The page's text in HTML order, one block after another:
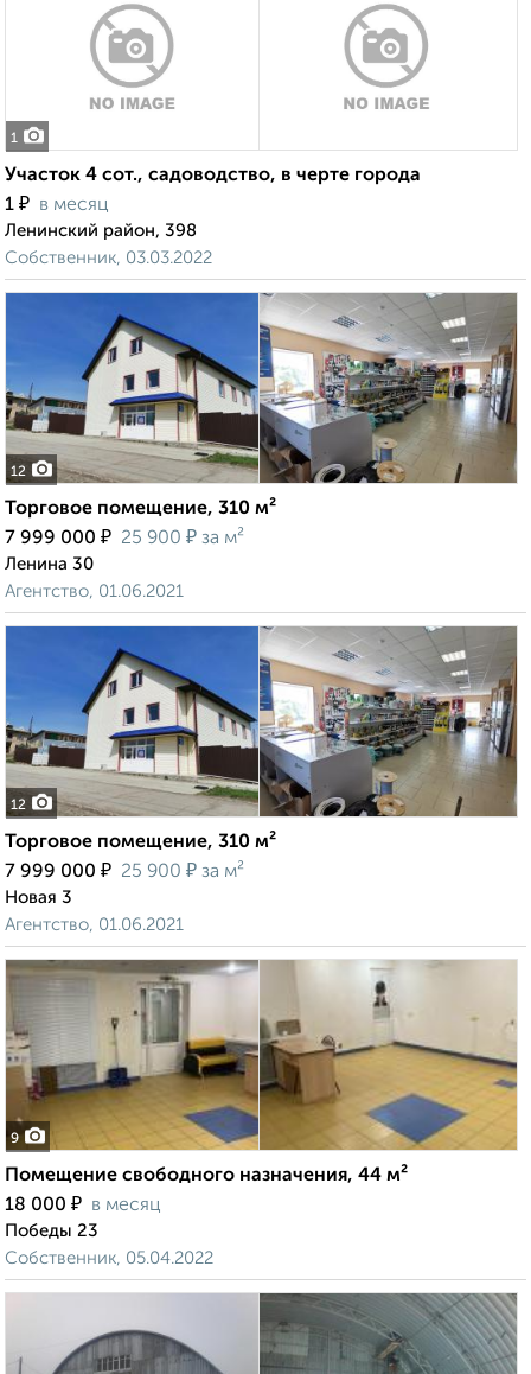
1
Участок 4 сот., садоводство, в черте города
1 ₽ в месяц
Ленинский район, 398
Собственник, 03.03.2022
12
Торговое помещение, 310 м²
7 999 000 ₽ 25 900 ₽ за м²
Ленина 30
Агентство, 01.06.2021
12
Торговое помещение, 310 м²
7 999 000 ₽ 25 900 ₽ за м²
Новая 3
Агентство, 01.06.2021
9
Помещение свободного назначения, 44 м²
18 000 ₽ в месяц
Победы 23
Собственник, 05.04.2022